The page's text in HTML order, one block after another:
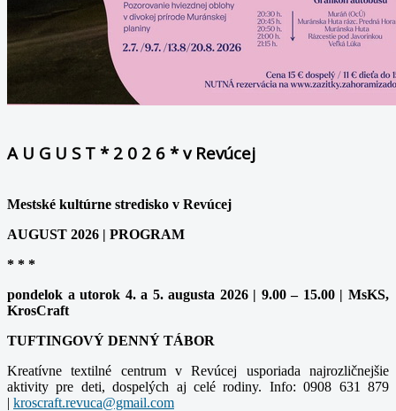
A U G U S T * 2 0 2 6 * v Revúcej
Mestské kultúrne stredisko v Revúcej
AUGUST 2026 | PROGRAM
* * *
pondelok a utorok 4. a 5. augusta 2026 | 9.00 – 15.00 | MsKS,
KrosCraft
TUFTINGOVÝ DENNÝ TÁBOR
Kreatívne textilné centrum v Revúcej usporiada najrozličnejšie
aktivity pre deti, dospelých aj celé rodiny. Info: 0908 631 879
| kroscraft.revuca@gmail.com